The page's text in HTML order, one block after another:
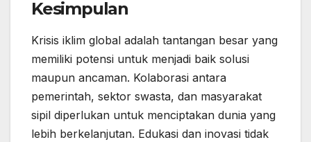
Kesimpulan
Krisis iklim global adalah tantangan besar yang
memiliki potensi untuk menjadi baik solusi
maupun ancaman. Kolaborasi antara
pemerintah, sektor swasta, dan masyarakat
sipil diperlukan untuk menciptakan dunia yang
lebih berkelanjutan. Edukasi dan inovasi tidak